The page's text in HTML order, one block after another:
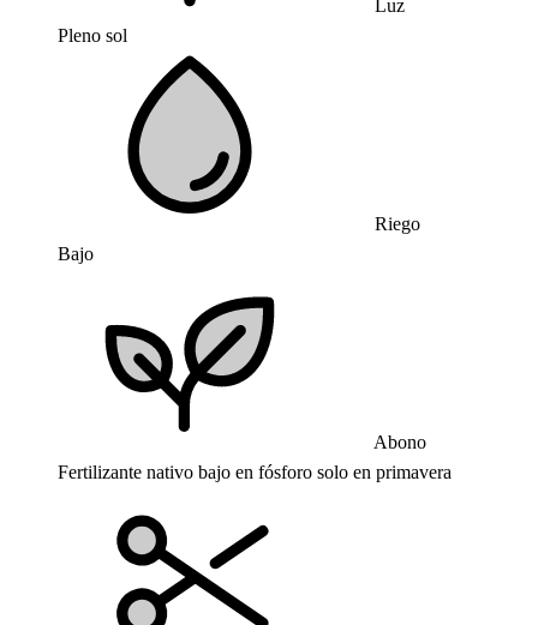
Luz
Pleno sol
Riego
Bajo
Abono
Fertilizante nativo bajo en fósforo solo en primavera